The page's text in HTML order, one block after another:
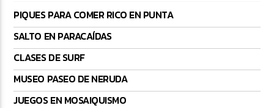
PIQUES PARA COMER RICO EN PUNTA
SALTO EN PARACAÍDAS
CLASES DE SURF
MUSEO PASEO DE NERUDA
JUEGOS EN MOSAIQUISMO